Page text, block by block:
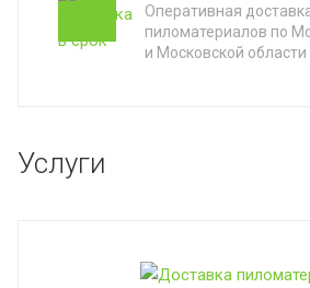
Оперативная
пиломатериалов по
и Московской области
Услуги